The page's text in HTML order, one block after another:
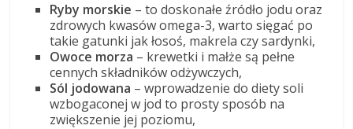
Ryby morskie – to doskonałe źródło jodu oraz
zdrowych kwasów omega-3, warto sięgać po
takie gatunki jak łosoś, makrela czy sardynki,
Owoce morza – krewetki i małże są pełne
cennych składników odżywczych,
Sól jodowana – wprowadzenie do diety soli
wzbogaconej w jod to prosty sposób na
zwiększenie jej poziomu,